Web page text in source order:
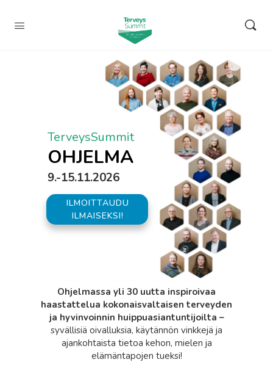
TerveysSummit
OHJELMA
9.-15.11.2026
ILMOITTAUDU
ILMAISEKSI!
Ohjelmassa yli 30 uutta inspiroivaa
haastattelua kokonaisvaltaisen terveyden
ja hyvinvoinnin huippuasiantuntijoilta –
syvällisiä oivalluksia, käytännön vinkkejä ja
ajankohtaista tietoa kehon, mielen ja
elämäntapojen tueksi!